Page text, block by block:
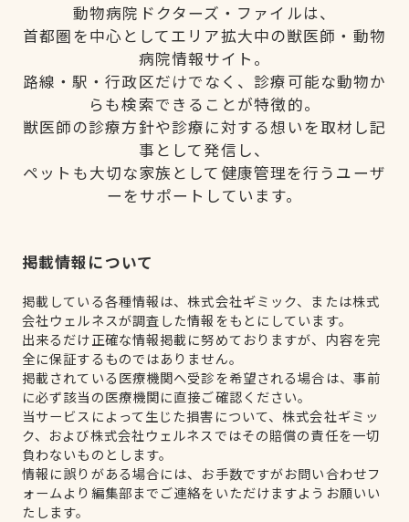
動物病院ドクターズ・ファイルは、
首都圏を中心としてエリア拡大中の獣医師・動物
病院情報サイト。
路線・駅・行政区だけでなく、診療可能な動物か
らも検索できることが特徴的。
獣医師の診療方針や診療に対する想いを取材し記
事として発信し、
ペットも大切な家族として健康管理を行うユーザ
ーをサポートしています。
掲載情報について
掲載している各種情報は、株式会社ギミック、または株式
会社ウェルネスが調査した情報をもとにしています。
出来るだけ正確な情報掲載に努めておりますが、内容を完
全に保証するものではありません。
掲載されている医療機関へ受診を希望される場合は、事前
に必ず該当の医療機関に直接ご確認ください。
当サービスによって生じた損害について、株式会社ギミッ
ク、および株式会社ウェルネスではその賠償の責任を一切
負わないものとします。
情報に誤りがある場合には、お手数ですがお問い合わせフ
ォームより編集部までご連絡をいただけますようお願いい
たします。